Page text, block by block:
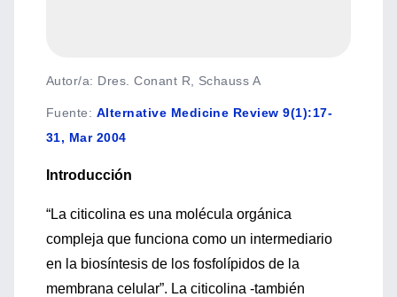
Autor/a: Dres. Conant R, Schauss A
Fuente: Alternative Medicine Review 9(1):17-
31, Mar 2004
Introducción
“La citicolina es una molécula orgánica
compleja que funciona como un intermediario
en la biosíntesis de los fosfolípidos de la
membrana celular”. La citicolina -también